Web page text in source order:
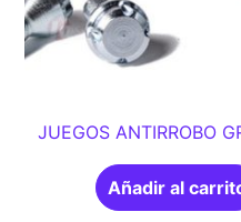
JUEGOS ANTIRROBO
Añadir al